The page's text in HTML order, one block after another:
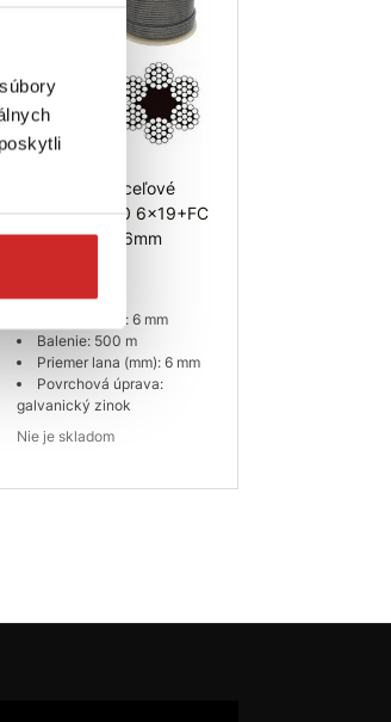
EU SELECT Oceľové
lano DIN 3060 6x19+FC
- veľký návin 6mm
Rozmer (mm): 6 mm
Balenie: 500 m
Priemer lana (mm): 6 mm
Povrchová úprava:
galvanický zinok
Nie je skladom